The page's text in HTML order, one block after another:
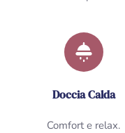
Doccia Calda
Comfort e relax.